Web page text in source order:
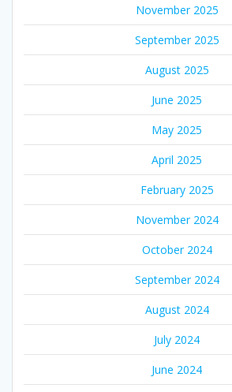
November 2025
September 2025
August 2025
June 2025
May 2025
April 2025
February 2025
November 2024
October 2024
September 2024
August 2024
July 2024
June 2024